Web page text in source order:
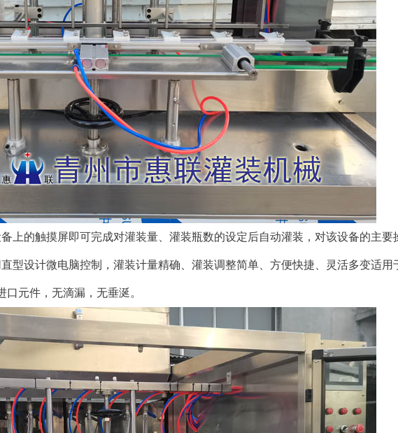
上的触摸屏即可完成对灌装量、灌装瓶数的设定后自动灌装，对该设备的主要
设计微电脑控制，灌装计量精确、灌装调整简单、方便快捷、灵活多变适用
口元件， 无滴漏，无垂涎。